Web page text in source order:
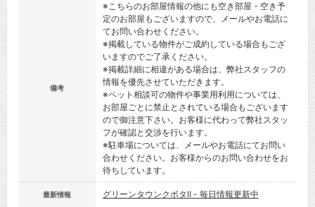
備考
※こちらのお部屋情報の他にも空き部屋・空き予
定のお部屋もございますので、メールやお電話に
てお問い合わせください。
※掲載している物件がご成約している場合もござ
いますのでご了承ください。
※掲載詳細に相違がある場合は、弊社スタッフの
情報を優先させていただきます。
※ペット相談可の物件や事業用利用については、
お部屋ごとに禁止とされている場合もございます
ので御注意下さい。お客様に代わって弊社スタッ
フが確認と交渉を行います。
※駐車場については、メールやお電話にてお問い
合わせください。お客様からのお問い合わせをお
待ちしています。
最新情報 グリーンタウンクボタⅡ - 毎日情報更新中